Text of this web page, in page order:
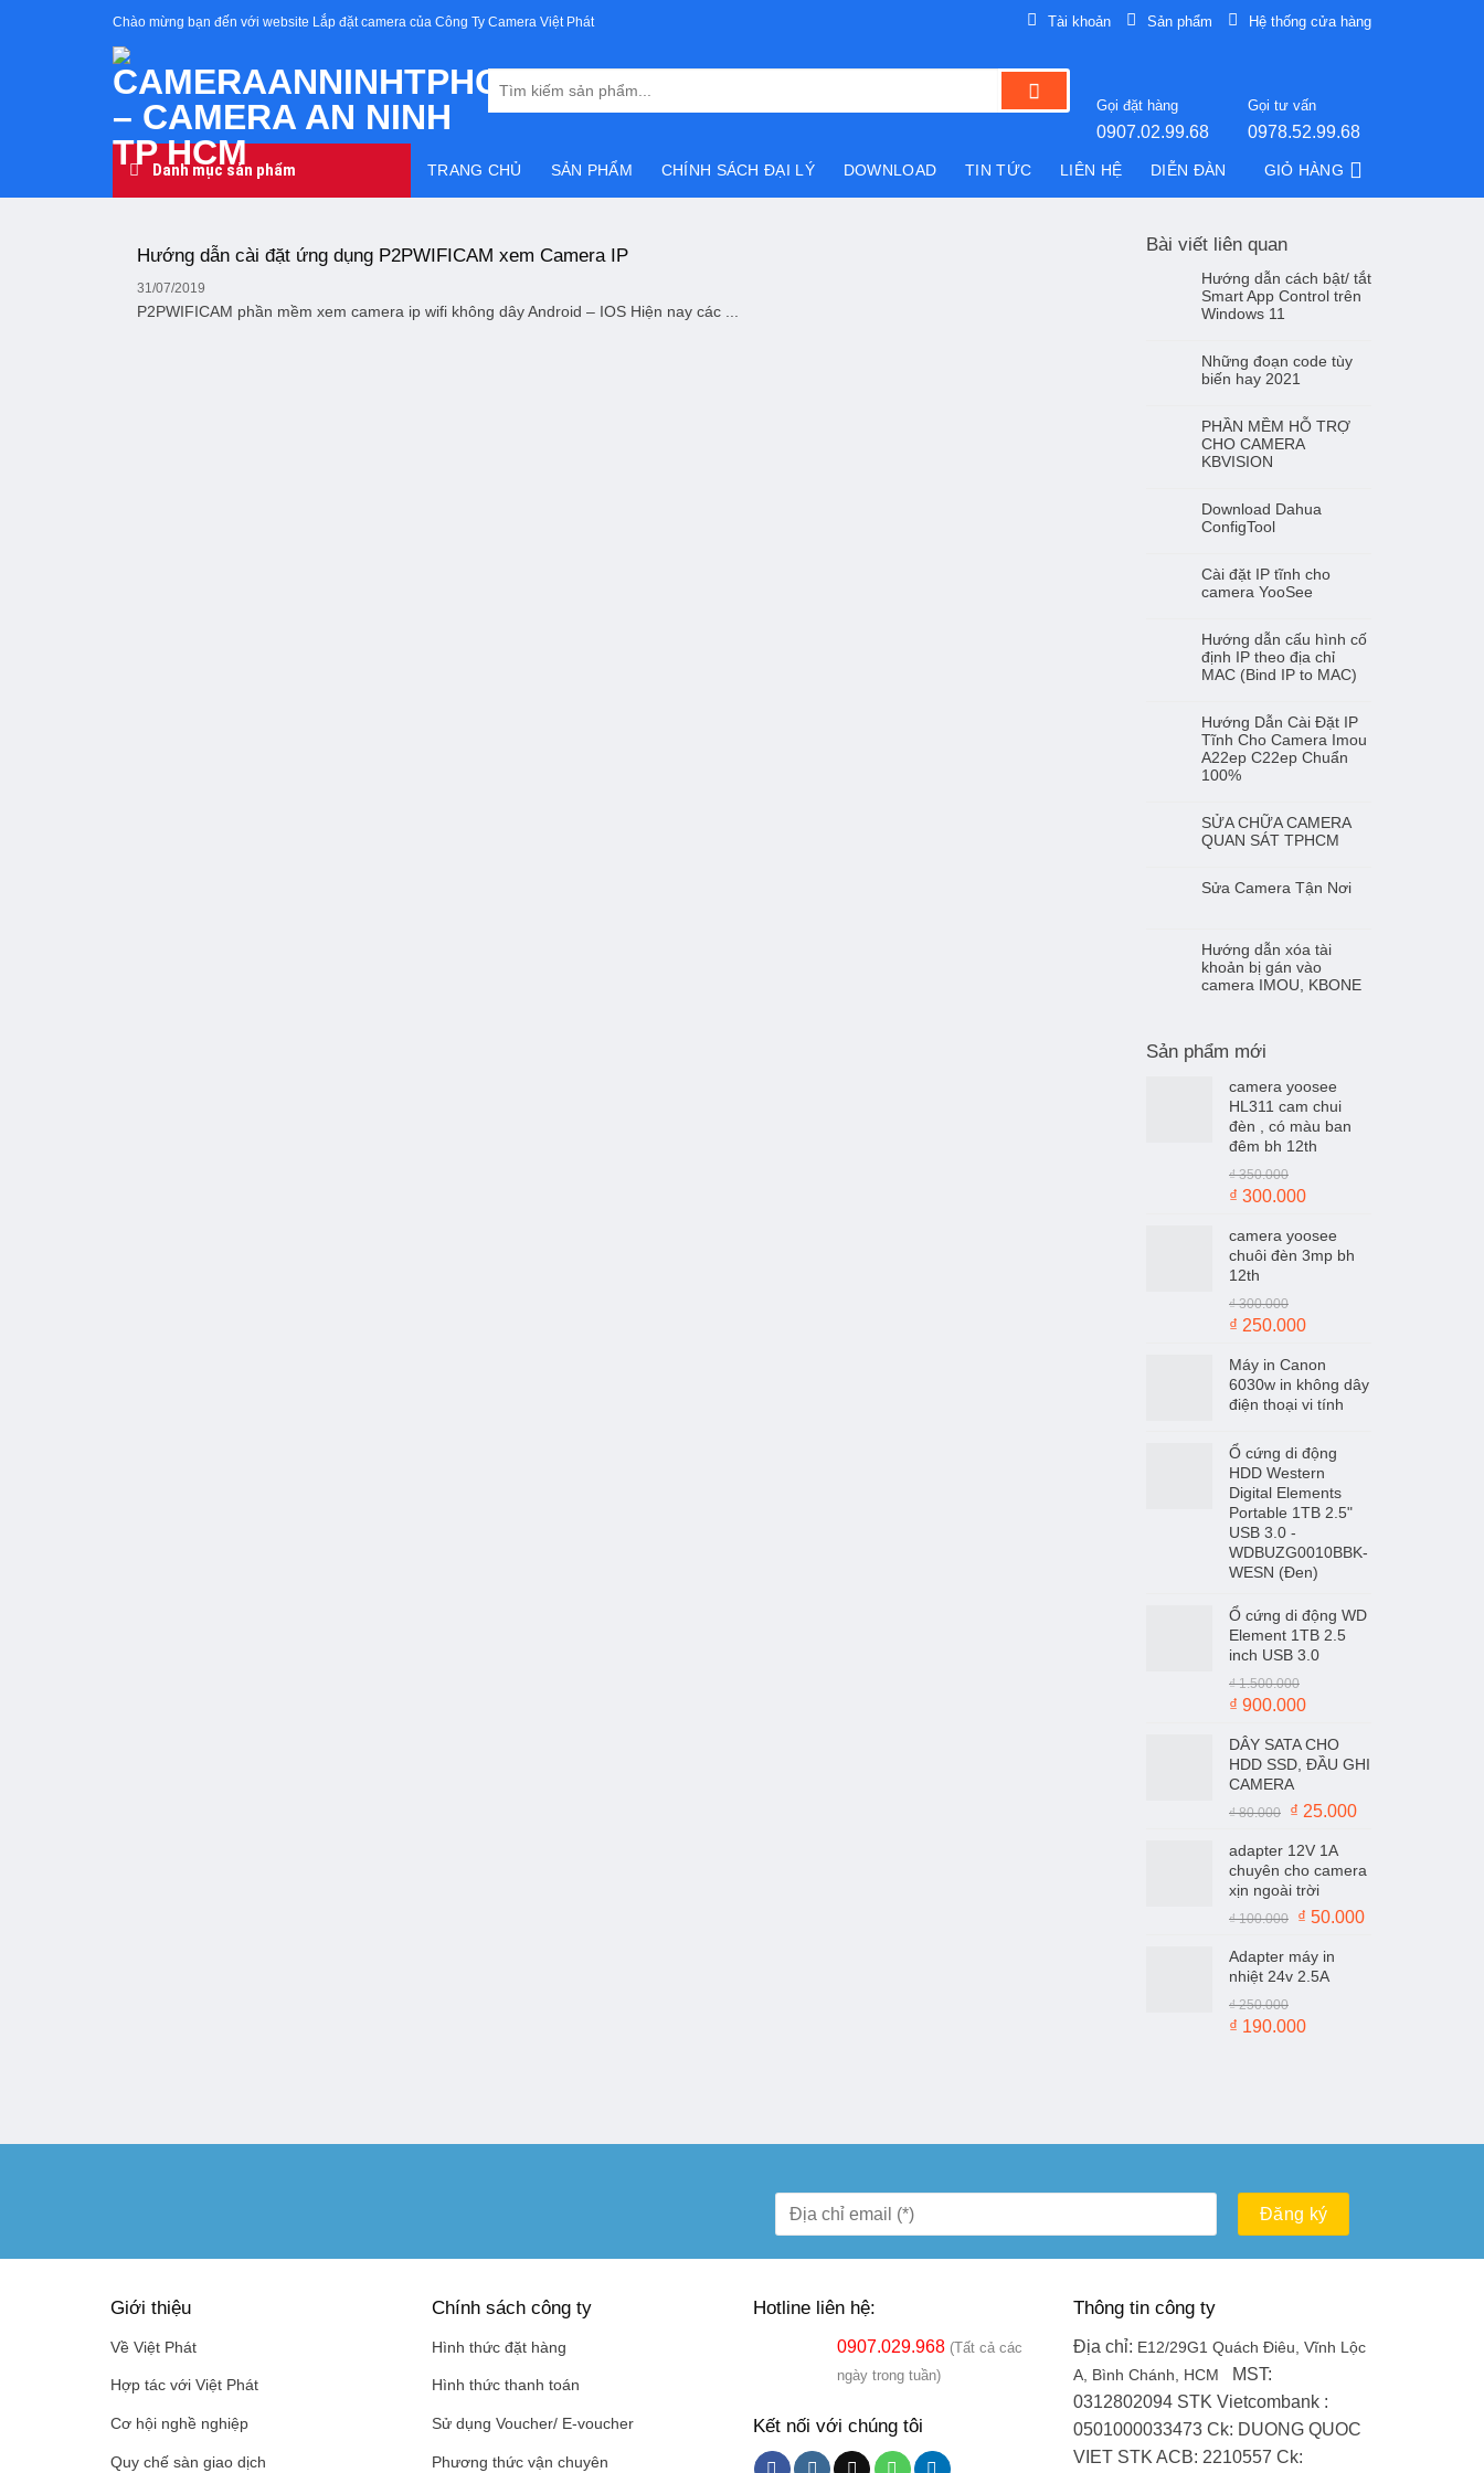
Chào mừng bạn đến với website Lắp đặt camera của Công Ty Camera Việt Phát Tài khoản Sản phẩm Hệ thống cửa hàng
Tìm
Gọi đặt hàng
0907.02.99.68
Gọi tư vấn
0978.52.99.68
Danh mục sản phẩm TRANG CHỦ SẢN PHẨM CHÍNH SÁCH ĐẠI LÝ DOWNLOAD TIN TỨC LIÊN HỆ DIỄN ĐÀN GIỎ HÀNG
Hướng dẫn cài đặt ứng dụng P2PWIFICAM xem Camera IP
31/07/2019
P2PWIFICAM phần mềm xem camera ip wifi không dây Android – IOS Hiện nay các ...
Bài viết liên quan
Hướng dẫn cách bật/ tắt
Smart App Control trên
Windows 11
Những đoạn code tùy
biến hay 2021
PHẦN MỀM HỖ TRỢ
CHO CAMERA
KBVISION
Download Dahua
ConfigTool
Cài đặt IP tĩnh cho
camera YooSee
Hướng dẫn cấu hình cố
định IP theo địa chỉ
MAC (Bind IP to MAC)
Hướng Dẫn Cài Đặt IP
Tĩnh Cho Camera Imou
A22ep C22ep Chuẩn
100%
SỬA CHỮA CAMERA
QUAN SÁT TPHCM
Sửa Camera Tận Nơi
Hướng dẫn xóa tài
khoản bị gán vào
camera IMOU, KBONE
Sản phẩm mới
camera yoosee
HL311 cam chui
đèn , có màu ban
đêm bh 12th
₫350.000
Giá
là:
₫ 350.000.
₫ 300.000Giá
tại
là:
camera yoosee
chuôi đèn 3mp bh
12th
₫300.000
Giá
là:
₫ 300.000.
₫ 250.000Giá
tại
là:
Máy in Canon
6030w in không dây
điện thoại vi tính
Ổ cứng di động
HDD Western
Digital Elements
Portable 1TB 2.5"
USB 3.0 -
WDBUZG0010BBK-
WESN (Đen)
Ổ cứng di động WD
Element 1TB 2.5
inch USB 3.0
₫1.500.000
Giá
là:
₫ 1.500.000.
₫ 900.000Giá
tại
là:
DÂY SATA CHO
HDD SSD, ĐẦU GHI
CAMERA
₫80.000
Giá
là:
₫ 80.000.
₫ 25.000Giá
là:
adapter 12V 1A
chuyên cho camera
xịn ngoài trời
₫100.000
Giá
là:
₫ 100.000.
₫ 50.000Giá
Adapter máy in
nhiệt 24v 2.5A
₫250.000
Giá
₫ 190.000Giá
Giới thiệu
Về Việt Phát
Hợp tác với Việt Phát
Cơ hội nghề nghiệp
Quy chế sàn giao dịch
Chính sách công ty
Hình thức đặt hàng
Hình thức thanh toán
Sử dụng Voucher/ E-voucher
Phương thức vận chuyên
Hotline liên hệ:
0907.029.968 (Tất cả các
ngày trong tuần)
Kết nối với chúng tôi
Thông tin công ty
Địa chỉ: E12/29G1 Quách Điêu, Vĩnh Lộc
A, Bình Chánh, HCM
MST:
0312802094 STK Vietcombank :
0501000033473Ck: DUONG QUOC
VIET STK ACB: 2210557 Ck: